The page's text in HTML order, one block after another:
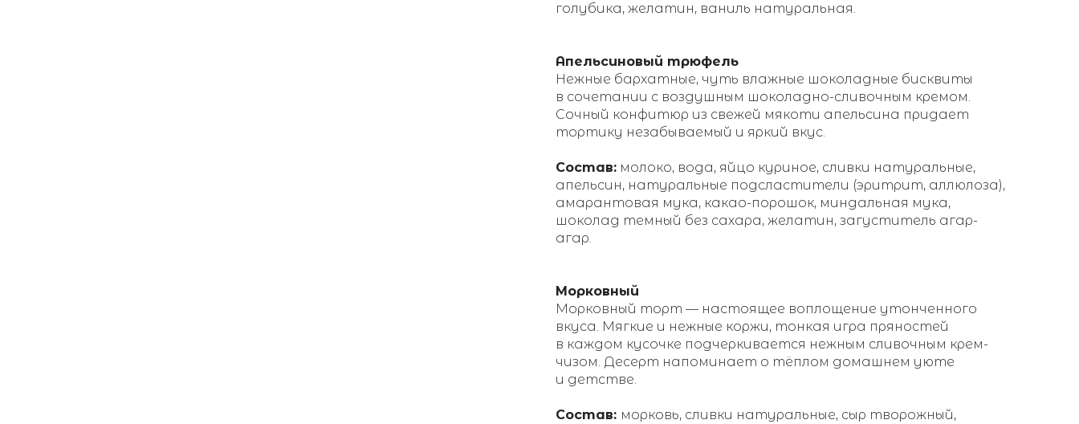
голубика, желатин, ваниль натуральная.
Апельсиновый трюфель
Нежные бархатные, чуть влажные шоколадные бисквиты
в сочетании с воздушным шоколадно-сливочным кремом.
Сочный конфитюр из свежей мякоти апельсина придает
тортику незабываемый и яркий вкус.
Состав: молоко, вода, яйцо куриное, сливки натуральные,
апельсин, натуральные подсластители (эритрит, аллюлоза),
амарантовая мука, какао-порошок, миндальная мука,
шоколад темный без сахара, желатин, загуститель агар-
агар.
Морковный
Морковный торт — настоящее воплощение утонченного
вкуса. Мягкие и нежные коржи, тонкая игра пряностей
в каждом кусочке подчеркивается нежным сливочным крем-
чизом. Десерт напоминает о тёплом домашнем уюте
и детстве.
Состав: морковь, сливки натуральные, сыр творожный,